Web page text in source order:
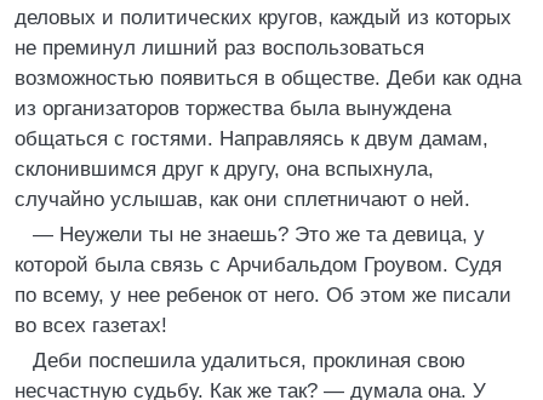
деловых и политических кругов, каждый из которых
не преминул лишний раз воспользоваться
возможностью появиться в обществе. Деби как одна
из организаторов торжества была вынуждена
общаться с гостями. Направляясь к двум дамам,
склонившимся друг к другу, она вспыхнула,
случайно услышав, как они сплетничают о ней.
— Неужели ты не знаешь? Это же та девица, у
которой была связь с Арчибальдом Гроувом. Судя
по всему, у нее ребенок от него. Об этом же писали
во всех газетах!
Деби поспешила удалиться, проклиная свою
несчастную судьбу. Как же так? — думала она. У